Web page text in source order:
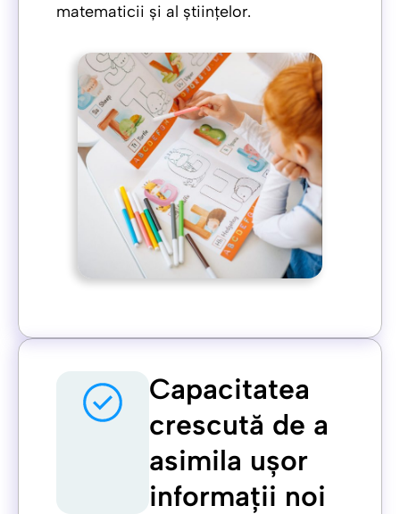
matematicii și al științelor.
Capacitatea
crescută de a
asimila ușor
informații noi